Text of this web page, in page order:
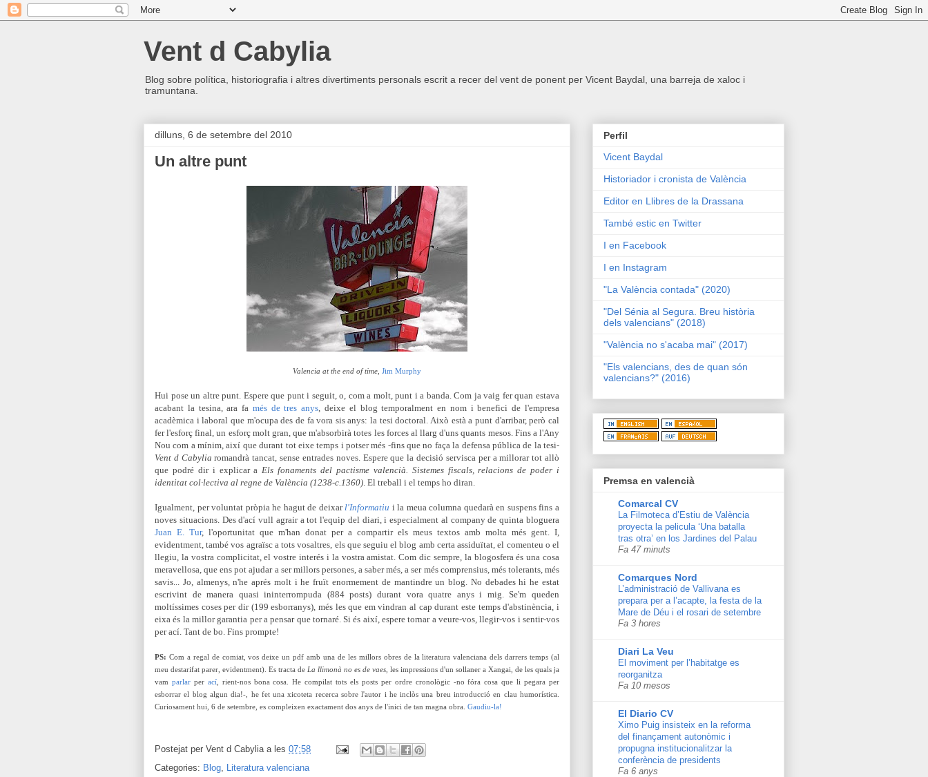
Vent d Cabylia
Blog sobre política, historiografia i altres divertiments personals escrit a recer del vent de ponent per Vicent Baydal, una barreja de xaloc i
tramuntana.
dilluns, 6 de setembre del 2010
Un altre punt
Valencia at the end of time Jim Murphy
Hui pose un altre punt. Espere que punt i seguit, o, com a molt, punt i a banda. Com ja vaig fer quan estava
acabant la tesina, ara fa més de tres anys, deixe el blog temporalment en nom i benefici de l'empresa
acadèmica i laboral que m'ocupa des de fa vora sis anys: la tesi doctoral. Això està a punt d'arribar, però cal
fer l'esforç final, un esforç molt gran, que m'absorbirà totes les forces al llarg d'uns quants mesos. Fins a l'Any
Nou com a mínim, així que durant tot eixe temps i potser més -fins que no faça la defensa pública de la tesi-
Vent d Cabyliaromandrà tancat, sense entrades noves. Espere que la decisió servisca per a millorar tot allò
que podré dir i explicar aEls fonaments del pactisme valencià. Sistemes fiscals, relacions de poder i
identitat col·lectiva al regne de València (1238-c.1360). El treball i el temps ho diran.
Igualment, per voluntat pròpia he hagut de deixarl'Informatiu i la meua columna quedarà en suspens fins a
noves situacions. Des d'ací vull agrair a tot l'equip del diari, i especialment al company de quinta bloguera
Juan E. Tur, l'oportunitat que m'han donat per a compartir els meus textos amb molta més gent. I,
evidentment, també vos agraïsc a tots vosaltres, els que seguiu el blog amb certa assiduïtat, el comenteu o el
llegiu, la vostra complicitat, el vostre interés i la vostra amistat. Com dic sempre, la blogosfera és una cosa
meravellosa, que ens pot ajudar a ser millors persones, a saber més, a ser més comprensius, més tolerants, més
savis... Jo, almenys, n'he aprés molt i he fruït enormement de mantindre un blog. No debades hi he estat
escrivint de manera quasi ininterrompuda (884 posts) durant vora quatre anys i mig. Se'm queden
moltíssimes coses per dir (199 esborranys), més les que em vindran al cap durant este temps d'abstinència, i
eixa és la millor garantia per a pensar que tornaré. Si és així, espere tornar a veure-vos, llegir-vos i sentir-vos
per ací. Tant de bo. Fins prompte!
PS: Com a regal de comiat, vos deixe un pdf amb una de les millors obres de la literatura valenciana dels darrers temps (al
meu destarifat parer, evidentment). Es tracta de La llimonà no es de vaes , les impressions d'un sollaner a Xangai, de les quals ja
vam parlarper ací, rient-nos bona cosa. He compilat tots els posts per ordre cronològic -no fóra cosa que li pegara per
esborrar el blog algun dia!-, he fet una xicoteta recerca sobre l'autor i he inclòs una breu introducció en clau humorística.
Curiosament hui, 6 de setembre, es compleixen exactament dos anys de l'inici de tan magna obra. Gaudiu-la!
Postejat per Vent d Cabylia a les 07:58
Categories: Blog, Literatura valenciana
Perfil
Vicent Baydal
Historiador i cronista de València
Editor en Llibres de la Drassana
També estic en Twitter
I en Facebook
I en Instagram
"La València contada" (2020)
"Del Sénia al Segura. Breu història
dels valencians" (2018)
"València no s'acaba mai" (2017)
"Els valencians, des de quan són
valencians?" (2016)
Premsa en valencià
Comarcal CV
La Filmoteca d’Estiu de València
proyecta la pelicula ‘Una batalla
tras otra’ en los Jardines del Palau
Fa 47 minuts
Comarques Nord
L’administració de Vallivana es
prepara per a l’acapte, la festa de la
Mare de Déu i el rosari de setembre
Fa 3 hores
Diari La Veu
El moviment per l’habitatge es
reorganitza
Fa 10 mesos
El Diario CV
Ximo Puig insisteix en la reforma
del finançament autonòmic i
propugna institucionalitzar la
conferència de presidents
Fa 6 anys